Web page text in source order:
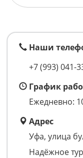
Наши
+7 (993) 041-
График
Ежедневно:
Адрес
Уфа, улица
Надёжное